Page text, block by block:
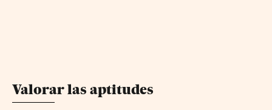
Valorar las aptitudes